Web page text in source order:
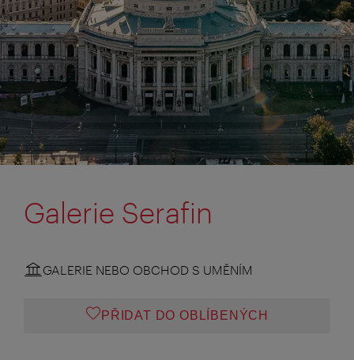
Galerie Serafin
GALERIE NEBO OBCHOD S UMĚNÍM
PŘIDAT DO OBLÍBENÝCH